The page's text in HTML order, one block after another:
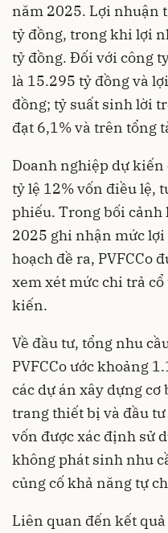
năm 2025. Lợi nhuận
tỷ đồng, trong khi lợi
tỷ đồng. Đối với công
là 15.295 tỷ đồng và
đồng; tỷ suất sinh lời
đạt 6,1% và trên tổng
Doanh nghiệp dự
tỷ lệ 12% vốn điều lệ,
phiếu. Trong bối
2025 ghi nhận mức
hoạch đề ra, PVFCCo
xem xét mức chi trả
kiến.
Về đầu tư, tổng nhu
PVFCCo ước khoảng
các dự án xây dựng
trang thiết bị và đầu
vốn được xác định sử
không phát sinh nhu
củng cố khả năng tự
Liên quan đến kết